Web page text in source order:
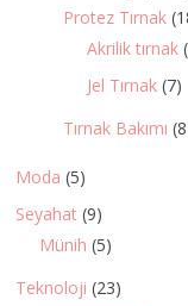
Protez Tırnak
Akrilik tırnak
Jel Tırnak (7)
Tırnak Bakımı
Moda (5)
Seyahat (9)
Münih (5)
Teknoloji (23)